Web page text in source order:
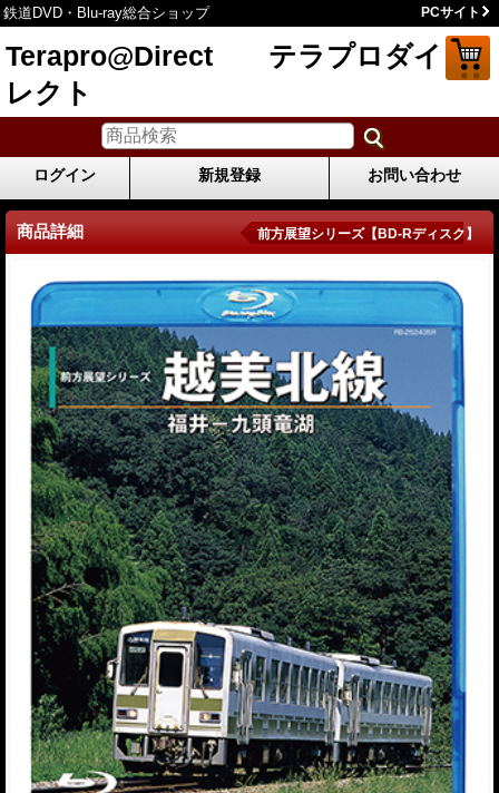
鉄道DVD・Blu-ray総合ショップ PCサイト
Terapro@Direct テラプロダイ
レクト
ログイン 新規登録 お問い合わせ
商品詳細 前方展望シリーズ【BD-Rディスク】